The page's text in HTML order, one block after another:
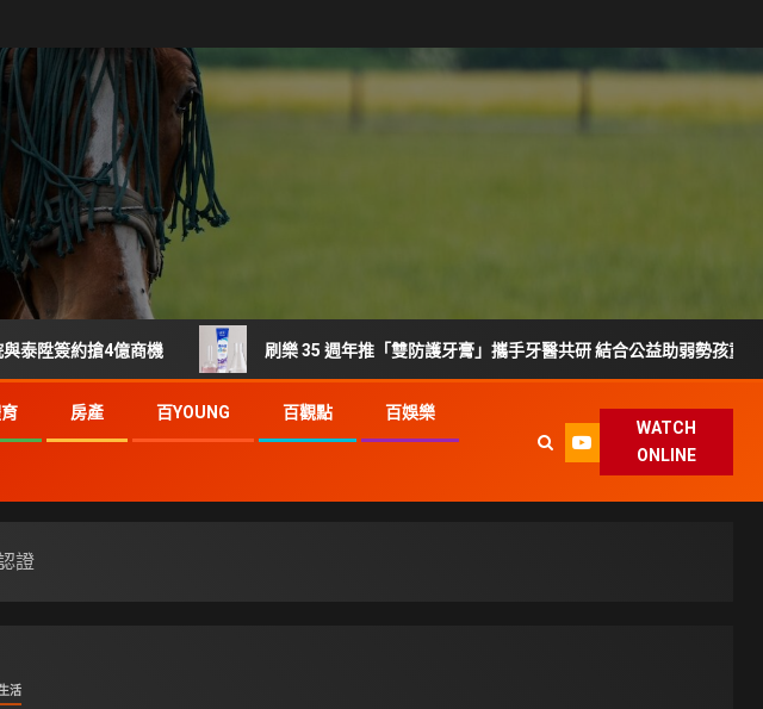
搶4億商機 刷樂 35 週年推「雙防護牙膏」攜手牙醫共研 結合公益助弱勢孩童護齒
房產 百YOUNG 百觀點 百娛樂
WATCH
ONLINE
證
活